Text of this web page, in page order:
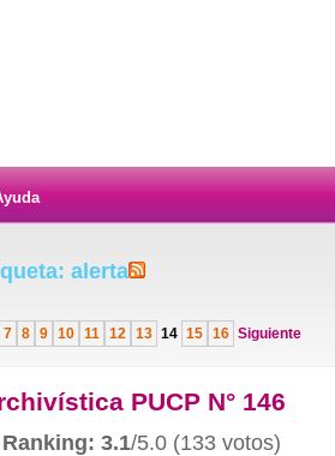
alerta
7 8 9 10 11 12 13 14 15 16 Siguiente
PUCP N° 146
Ranking: 3.1/5.0 (133 votos)